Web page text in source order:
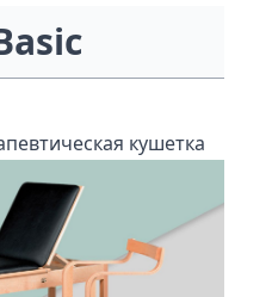
кушетка